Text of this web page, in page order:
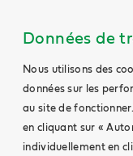
Données de
Nous utilisons des
données sur les
au site de
en cliquant sur «
individuellement en